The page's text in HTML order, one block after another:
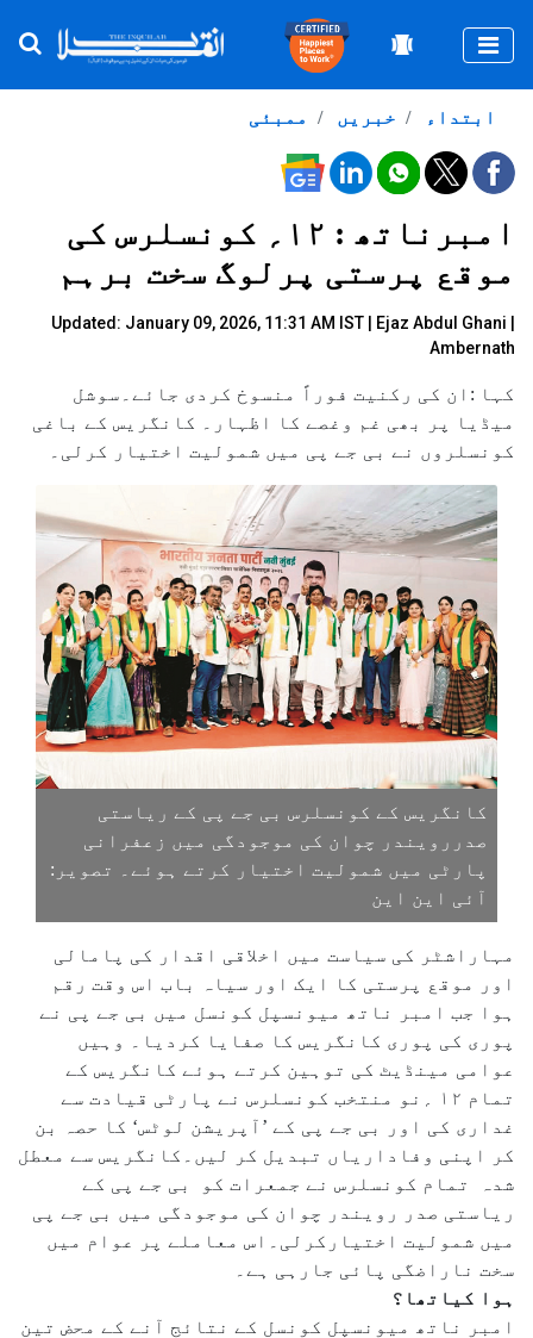
ممبئی خبریں ابتداء
امبرناتھ : ۱۲؍ کونسلرس کی
موقع پرستی پرلوگ سخت برہم
Updated: January 09, 2026, 11:31 AM IST | Ejaz Abdul Ghani
Ambernath
کہا :ان کی رکنیت فوراً منسوخ کردی جائے۔سوشل
میڈیا پر بھی غم وغصے کا اظہار۔ کانگریس کے باغی
کونسلروں نے بی جے پی میں شمولیت اختیار کرلی۔
کانگریس کے کونسلرس بی جے پی کے ریاستی
صدررویندر چوان کی موجودگی میں زعفرانی
پارٹی میں شمولیت اختیار کرتے ہوئے۔ تصویر:
آئی این این
مہاراشٹر کی سیاست میں اخلاقی اقدار کی پامالی
اور موقع پرستی کا ایک اور سیاہ باب اس وقت رقم
ہوا جب امبر ناتھ میونسپل کونسل میں بی جے پی نے
پوری کی پوری کانگریس کا صفایا کردیا۔ وہیں
عوامی مینڈیٹ کی توہین کرتے ہوئے کانگریس کے
تمام ۱۲ ؍نو منتخب کونسلرس نے پارٹی قیادت سے
غداری کی اور بی جے پی کے ’آپریشن لوٹس‘ کا حصہ بن
کر اپنی وفاداریاں تبدیل کر لیں۔کانگریس سے معطل
شدہ تمام کونسلرس نے جمعرات کو بی جے پی کے
ریاستی صدر رویندر چوان کی موجودگی میں بی جے پی
میں شمولیت اختیارکرلی۔اس معاملے پر عوام میں
سخت ناراضگی پائی جارہی ہے۔
ہوا کیاتھا؟
امبر ناتھ میونسپل کونسل کے نتائج آنے کے محض تین